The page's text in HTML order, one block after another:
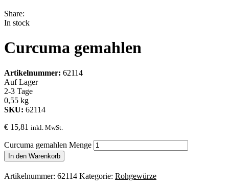
Share:
In stock
Curcuma gemahlen
Artikelnummer: 62114
Auf Lager
2-3 Tage
0,55 kg
SKU: 62114
€ 15,81 inkl. MwSt.
Curcuma gemahlen Menge
In den Warenkorb
Artikelnummer: 62114 Kategorie: Rohgewürze